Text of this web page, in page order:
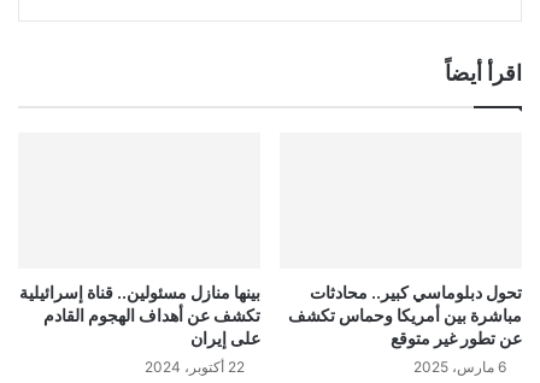
اقرأ أيضاً
تحول دبلوماسي كبير.. محادثات
مباشرة بين أمريكا وحماس تكشف
عن تطور غير متوقع
6 مارس، 2025
بينها منازل مسئولين.. قناة إسرائيلية
تكشف عن أهداف الهجوم القادم
على إيران
22 أكتوبر، 2024